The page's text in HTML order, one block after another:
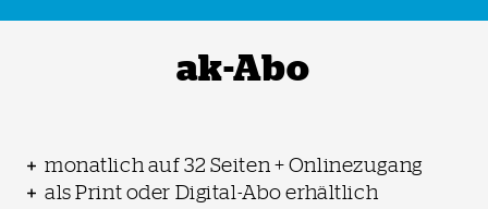
ak-Abo
monatlich auf 32 Seiten + Onlinezugang
als Print oder Digital-Abo erhältlich